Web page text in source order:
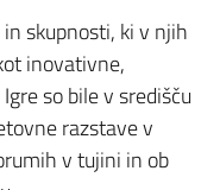
skupnosti, ki v njih
inovativne,
so bile v središču
razstave v
v tujini in ob